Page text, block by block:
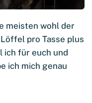
meisten wohl der
pro Tasse plus
ich für euch und
ich mich genau